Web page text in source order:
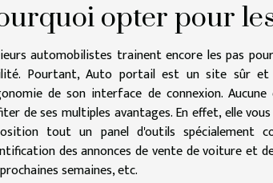
opter pour
automobilistes trainent encore les pas
Pourtant, Auto portail est un site sûr
de son interface de connexion.
de ses multiples avantages. En effet, elle
tout un panel d'outils
des annonces de vente de voiture et
semaines, etc.